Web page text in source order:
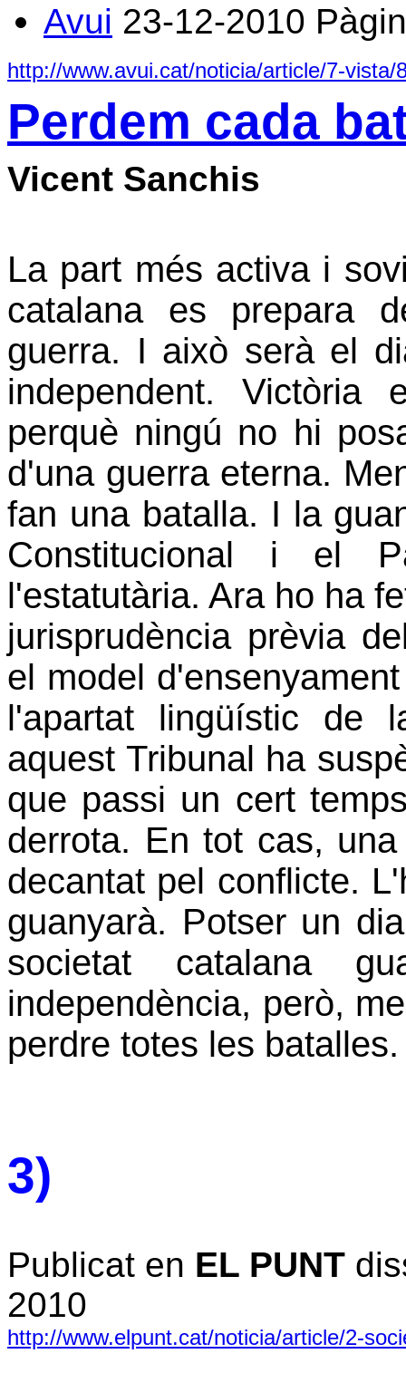
Avui 23-12-2010
http://www.avui.cat/noticia/article/7-
Perdem cada
Vicent Sanchis
La part més activa i
catalana es prepara
guerra. I això serà el
independent. Victòria
perquè ningú no hi
d'una guerra eterna.
fan una batalla. I la
Constitucional i el
l'estatutària. Ara ho ha
jurisprudència prèvia
el model
l'apartat lingüístic de
aquest Tribunal ha
que passi un cert
derrota. En tot cas,
decantat pel conflicte.
guanyarà. Potser un
societat catalana
independència, però,
perdre totes les batalles.
3)
Publicat en EL PUNT
2010
http://www.elpunt.cat/noticia/article/2-